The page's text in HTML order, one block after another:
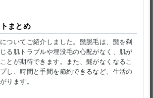
まとめ
ついてご紹介しました。髭脱毛は、髭を剃
る肌トラブルや埋没毛の心配がなく、肌が
とが期待できます。また、髭がなくなるこ
し、時間と手間を節約できるなど、生活の
ります。